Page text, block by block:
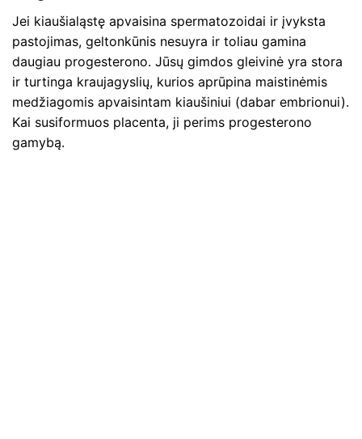
Jei kiaušialąstę apvaisina spermatozoidai ir įvyksta
pastojimas, geltonkūnis nesuyra ir toliau gamina
daugiau progesterono. Jūsų gimdos gleivinė yra stora
ir turtinga kraujagyslių, kurios aprūpina maistinėmis
medžiagomis apvaisintam kiaušiniui (dabar embrionui).
Kai susiformuos placenta, ji perims progesterono
gamybą.